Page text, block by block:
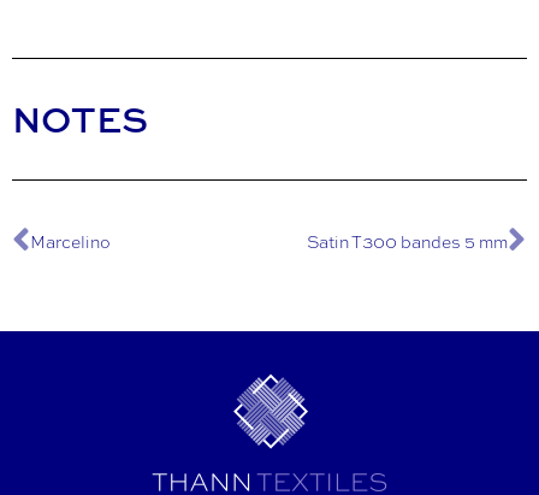
NOTES
Marcelino Satin T300 bandes 5 mm